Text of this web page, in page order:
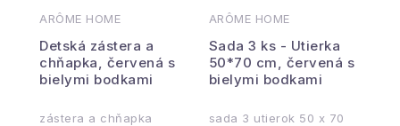
ARÔME HOME
Detská zástera a
chňapka, červená s
bielymi bodkami
zástera a chňapka
ARÔME HOME
Sada 3 ks - Utierka
50*70 cm, červená s
bielymi bodkami
sada 3 utierok 50 x 70